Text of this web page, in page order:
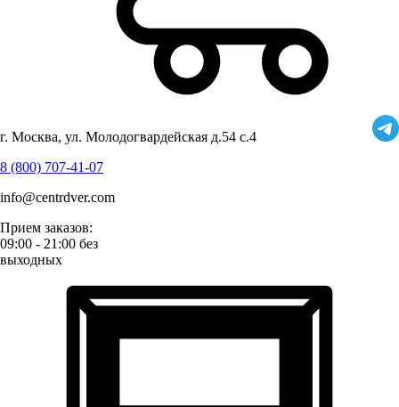
г. Москва, ул. Молодогвардейская д.54 с.4
8 (800) 707-41-07
info@centrdver.com
Прием заказов:
09:00 - 21:00 без
выходных